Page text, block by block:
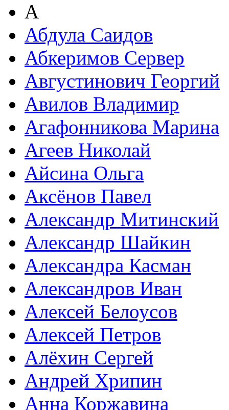
А
Абдула Саидов
Абкеримов Сервер
Августинович Георгий
Авилов Владимир
Агафонникова Марина
Агеев Николай
Айсина Ольга
Аксёнов Павел
Александр Митинский
Александр Шайкин
Александра Касман
Александров Иван
Алексей Белоусов
Алексей Петров
Алёхин Сергей
Андрей Хрипин
Анна Коржавина